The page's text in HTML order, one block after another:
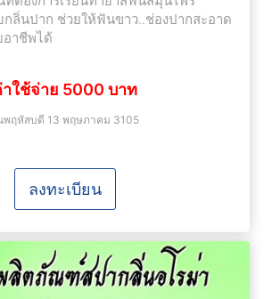
กลิ่นปาก ช่วยให้ฟันขาว..ช่องปากสะอาด
อาชีพได้
ใช้จ่าย 5000 บาท
พฤหัสบดี 13 พฤษภาคม 3105
ลงทะเบียน